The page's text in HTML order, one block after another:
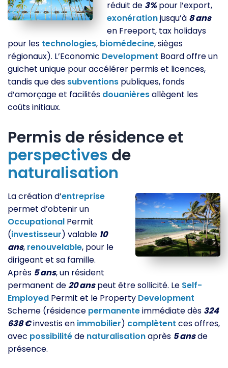
réduit de 3%pour l’export,
exonérationjusqu’à 8 ans
en Freeport, tax holidays
pour les technologies, biomédecine, sièges
régionaux). L’Economic Development Board offre un
guichet unique pour accélérer permis et licences,
tandis que des subventions publiques, fonds
d’amorçage et facilités douanièresallègent les
coûts initiaux.
Permis de résidence et
perspectives de
naturalisation
La création d’entreprise
permet d’obtenir un
Occupational Permit
(investisseur) valable 10
ans, renouvelable, pour le
dirigeant et sa famille.
Après 5 ans, un résident
permanent de20 anspeut être sollicité. Le Self-
Employed Permit et le Property Development
Scheme (résidence permanenteimmédiate dès 324
638 €investis en immobilier) complètent ces offres,
avec possibilitéde naturalisationaprès 5 ansde
présence.